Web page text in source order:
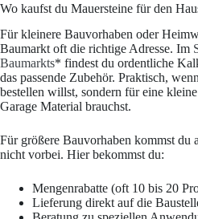
Wo kaufst du Mauersteine für den
Für kleinere Bauvorhaben oder
Baumarkt oft die richtige Adresse. Im
Baumarkts* findest du ordentliche
das passende Zubehör. Praktisch,
bestellen willst, sondern für eine
Garage Material brauchst.
Für größere Bauvorhaben kommst du
nicht vorbei. Hier bekommst du:
Mengenrabatte (oft 10 bis 20
Lieferung direkt auf die